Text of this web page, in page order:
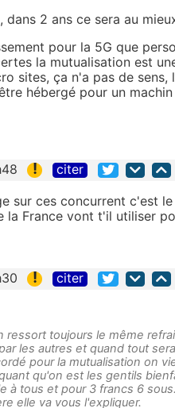
2 ans ce sera au
pour la 5G que
la mutualisation est
sites, ça n'a pas de
hébergé pour un
! citer
sur ces concurrent c'est
la France vont t'il utiliser
! citer
ressort toujours le même
les autres et quand tout
pour la mutualisation on
qu'on est les gentils
à tous et pour 3 francs 6
elle va vous l'expliquer.